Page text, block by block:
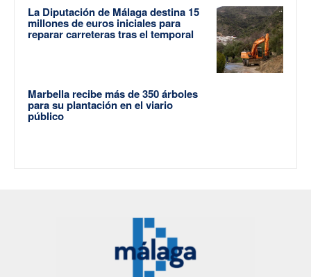
La Diputación de Málaga destina 15
millones de euros iniciales para
reparar carreteras tras el temporal
Marbella recibe más de 350 árboles
para su plantación en el viario
público